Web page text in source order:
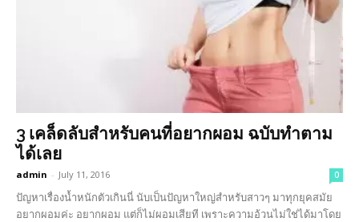
3 เคล็ดลับสำหรับคนที่อยากผอม ฉบับทำตาม
ได้เลย
admin - July 11, 2016 0
ปัญหาเรื่องน้ำหนักตัวเกินนี่ นับเป็นปัญหาใหญ่สำหรับสาวๆ มาทุกยุคสมัย
อยากผอมค่ะ อยากผอม แต่ก็ไม่ผอมเสียที เพราะความอ้วนไม่ใช่ได้มาโดย